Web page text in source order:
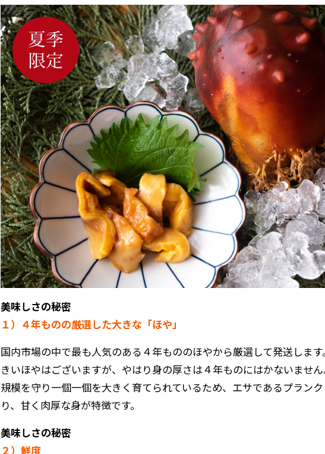
美味しさの秘密
１）４年ものの厳選した大きな「ほや」
国内市場の中で最も人気のある４年もののほやから厳選して発送しま
きいほやはございますが、やはり身の厚さは４年ものにはかないませ
規模を守り一個一個を大きく育てられているため、エサであるプラン
り、甘く肉厚な身が特徴です。
美味しさの秘密
２）鮮度